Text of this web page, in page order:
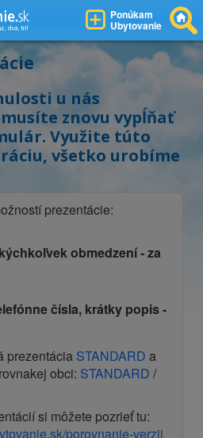
Ponúkam
Ubytovanie
u nás
znovu vypĺňať
Využite túto
všetko urobíme
prezentácie:
obmedzení - za
čísla, krátky popis -
prezentácia STANDARD a
obci: STANDARD /
si môžete pozrieť tu:
porovnanie-verzii